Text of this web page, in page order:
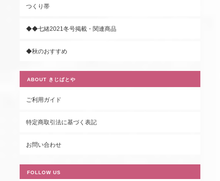
つくり帯
◆◆七緒2021冬号掲載・関連商品
◆秋のおすすめ
ABOUT きじばとや
ご利用ガイド
特定商取引法に基づく表記
お問い合わせ
FOLLOW US